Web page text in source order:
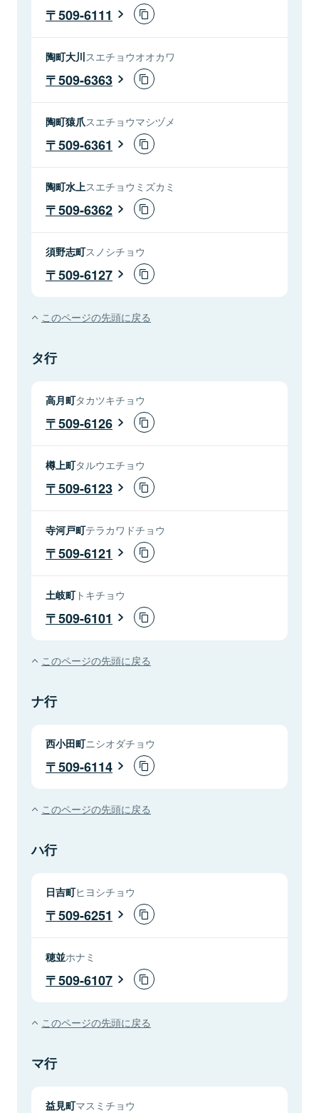
509-6111
陶町大川スエチョウオオカワ
509-6363
陶町猿爪スエチョウマシヅメ
509-6361
陶町水上スエチョウミズカミ
509-6362
須野志町スノシチョウ
509-6127
このページの先頭に戻る
タ行
高月町タカツキチョウ
509-6126
樽上町タルウエチョウ
509-6123
寺河戸町テラカワドチョウ
509-6121
土岐町トキチョウ
509-6101
このページの先頭に戻る
ナ行
西小田町ニシオダチョウ
509-6114
このページの先頭に戻る
ハ行
日吉町ヒヨシチョウ
509-6251
穂並ホナミ
509-6107
このページの先頭に戻る
マ行
益見町マスミチョウ